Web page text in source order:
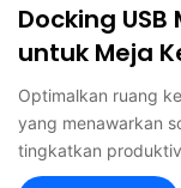
Docking
untuk Meja
Optimalkan ruang
yang menawarkan
tingkatkan